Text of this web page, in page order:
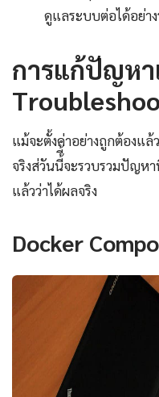
ดูแลระบบต่อได้อย่า
การแก้ปัญห
แม้จะตั้งค่าอย่างถูกต้องแ
จริงส่วันนี้ี้จะรวบรวมปัญ
แล้วว่าได้ผลจริง
Docker